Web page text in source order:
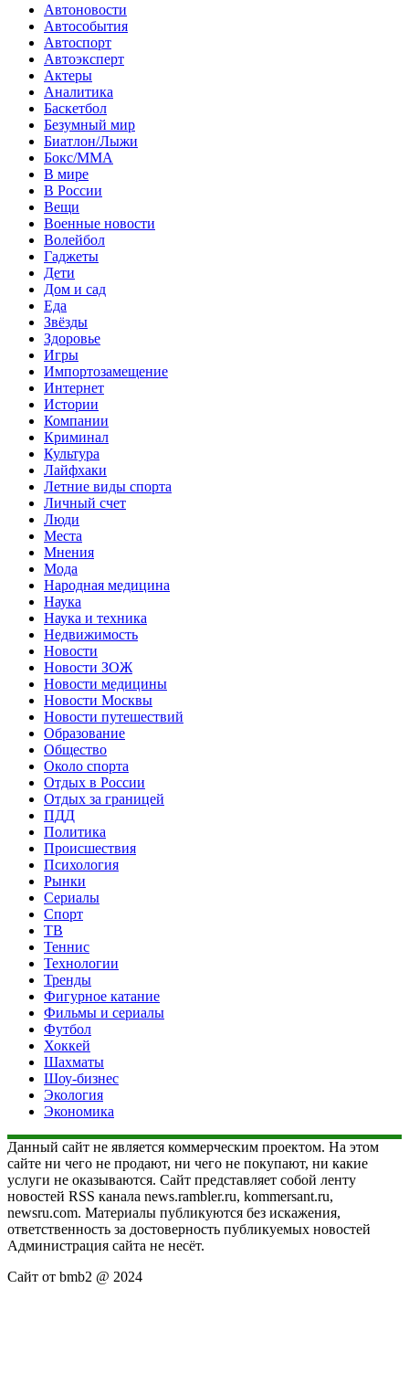
Автоновости
Автособытия
Автоспорт
Автоэксперт
Актеры
Аналитика
Баскетбол
Безумный мир
Биатлон/Лыжи
Бокс/MMA
В мире
В России
Вещи
Военные новости
Волейбол
Гаджеты
Дети
Дом и сад
Еда
Звёзды
Здоровье
Игры
Импортозамещение
Интернет
Истории
Компании
Криминал
Культура
Лайфхаки
Летние виды спорта
Личный счет
Люди
Места
Мнения
Мода
Народная медицина
Наука
Наука и техника
Недвижимость
Новости
Новости ЗОЖ
Новости медицины
Новости Москвы
Новости путешествий
Образование
Общество
Около спорта
Отдых в России
Отдых за границей
ПДД
Политика
Происшествия
Психология
Рынки
Сериалы
Спорт
ТВ
Теннис
Технологии
Тренды
Фигурное катание
Фильмы и сериалы
Футбол
Хоккей
Шахматы
Шоу-бизнес
Экология
Экономика
Данный сайт не является коммерческим проектом. На этом
сайте ни чего не продают, ни чего не покупают, ни какие
услуги не оказываются. Сайт представляет собой ленту
новостей RSS канала news.rambler.ru, kommersant.ru,
newsru.com. Материалы публикуются без искажения,
ответственность за достоверность публикуемых новостей
Администрация сайта не несёт.
Сайт от bmb2 @ 2024